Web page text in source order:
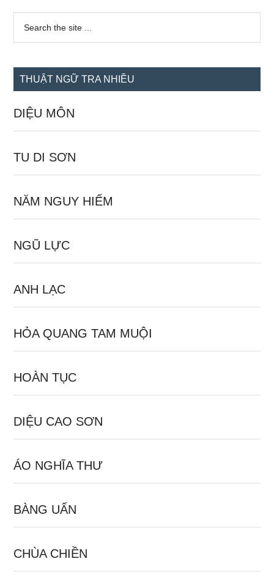
Sidebar
chính
...
THUẬT NGỮ TRA NHIỀU
DIỆU MÔN
TU DI SƠN
NĂM NGUY HIỂM
NGŨ LỰC
ANH LẠC
HỎA QUANG TAM MUỘI
HOÀN TỤC
DIỆU CAO SƠN
ÁO NGHĨA THƯ
BÀNG UẤN
CHÙA CHIỀN